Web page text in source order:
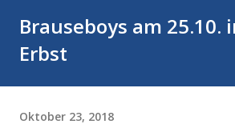
Brauseboys am 25.10.
Erbst
Oktober 23, 2018